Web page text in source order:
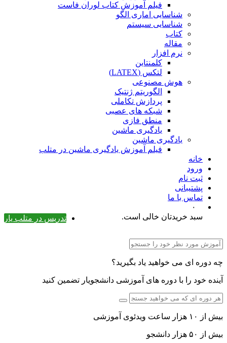
فیلم آموزش کتاب لوران فاست
شناسایی اماری الگو
شناسایی سیستم
کتاب
مقاله
نرم افزار
کلمنتاین
لتکس (LATEX)
هوش مصنوعی
الگوریتم ژنتیک
پردازش تکاملی
شبکه های عصبی
منطق فازی
یادگیری ماشین
یادگیری ماشین
فیلم آموزش یادگیری ماشین در متلب
خانه
ورود
ثبت نام
پشتیبانی
تماس با ما
۰
تدریس در متلب یار
سبد خریدتان خالی است.
چه دوره ای می خواهید یاد بگیرید؟
آینده خود را با دوره های آموزشی دانشجویار تضمین کنید
بیش از ۱۰ هزار ساعت ویدئوی آموزشی
بیش از ۵۰ هزار دانشجو